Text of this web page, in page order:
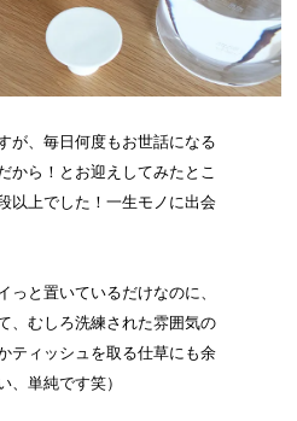
が、毎日何度もお世話になる
から！とお迎えしてみたとこ
以上でした！一生モノに出会
っと置いているだけなのに、
、むしろ洗練された雰囲気の
ティッシュを取る仕草にも余
、単純です笑）